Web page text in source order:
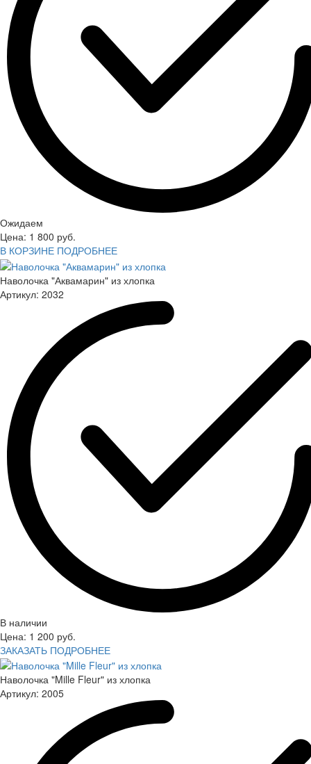
Ожидаем
Цена: 1 800 руб.
В КОРЗИНЕ ПОДРОБНЕЕ
Наволочка "Аквамарин" из хлопка
Артикул: 2032
В наличии
Цена: 1 200 руб.
ЗАКАЗАТЬ ПОДРОБНЕЕ
Наволочка "Mille Fleur" из хлопка
Артикул: 2005